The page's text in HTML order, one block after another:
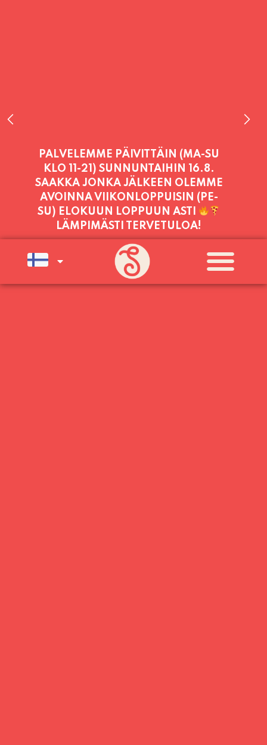
PALVELEMME TÄNÄÄN:
TORSTAI 11:00 - 21:00
PALVELEMME PÄIVITTÄIN (MA-SU
KLO 11-21) SUNNUNTAIHIN 16.8.
SAAKKA JONKA JÄLKEEN OLEMME
AVOINNA VIIKONLOPPUISIN (PE-
SU) ELOKUUN LOPPUUN ASTI
LÄMPIMÄSTI TERVETULOA!